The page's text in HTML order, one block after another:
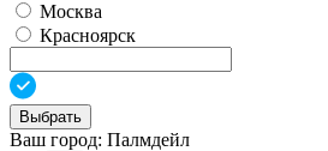
Москва
Красноярск
Выбрать
Ваш город: Палмдейл